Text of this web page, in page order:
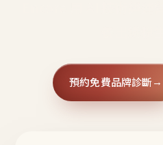
預約免費品牌診斷→